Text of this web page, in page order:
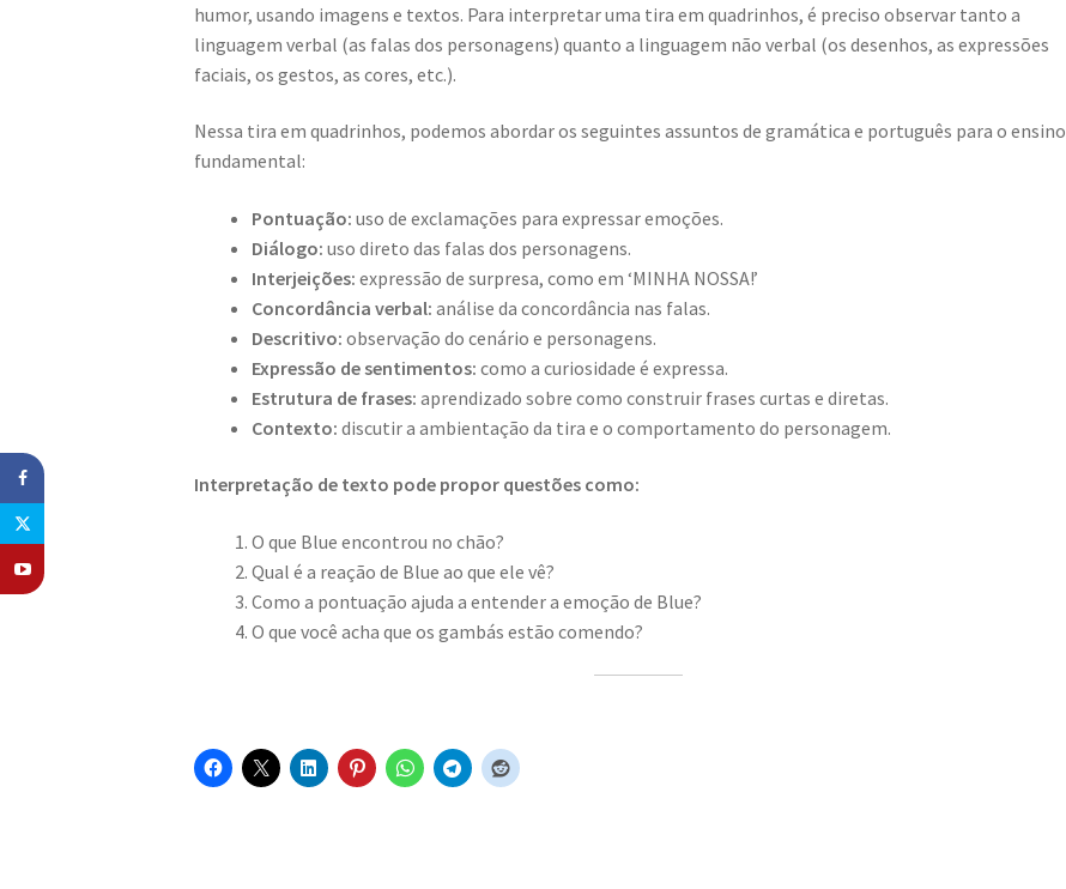
humor, usando imagens e textos. Para interpretar uma tira em quadrinhos, é preciso observar tanto a
linguagem verbal (as falas dos personagens) quanto a linguagem não verbal (os desenhos, as expressões
faciais, os gestos, as cores, etc.).
Nessa tira em quadrinhos, podemos abordar os seguintes assuntos de gramática e português para o ensino
fundamental:
Pontuação: uso de exclamações para expressar emoções.
Diálogo: uso direto das falas dos personagens.
Interjeições: expressão de surpresa, como em ‘MINHA NOSSA!’
Concordância verbal: análise da concordância nas falas.
Descritivo: observação do cenário e personagens.
Expressão de sentimentos: como a curiosidade é expressa.
Estrutura de frases: aprendizado sobre como construir frases curtas e diretas.
Contexto: discutir a ambientação da tira e o comportamento do personagem.
Interpretação de texto pode propor questões como:
O que Blue encontrou no chão?
Qual é a reação de Blue ao que ele vê?
Como a pontuação ajuda a entender a emoção de Blue?
O que você acha que os gambás estão comendo?